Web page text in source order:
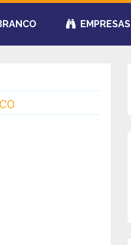
EMPRESAS